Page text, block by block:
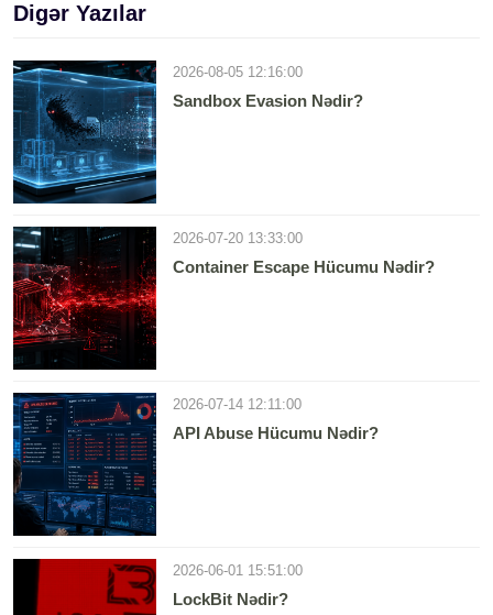
Digər Yazılar
2026-08-05 12:16:00
Sandbox Evasion Nədir?
2026-07-20 13:33:00
Container Escape Hücumu Nədir?
2026-07-14 12:11:00
API Abuse Hücumu Nədir?
2026-06-01 15:51:00
LockBit Nədir?